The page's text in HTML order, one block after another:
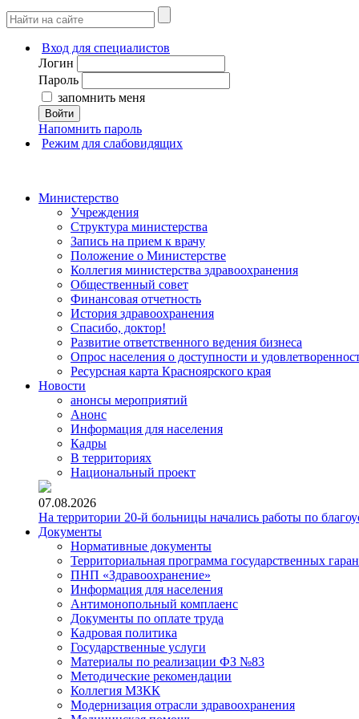
Вход для специалистов
Логин
Пароль
запомнить меня
Войти
Напомнить пароль
Режим для слабовидящих
Министерство
Учреждения
Структура министерства
Запись на прием к врачу
Положение о Министерстве
Коллегия министерства здравоохранения
Общественный совет
Финансовая отчетность
История здравоохранения
Спасибо, доктор!
Развитие ответственного ведения бизнеса
Опрос населения о доступности и
Ресурсная карта Красноярского края
Новости
анонсы мероприятий
Анонс
Информация для населения
Кадры
В территориях
Национальный проект
07.08.2026
На территории 20-й больницы начались работы по
Документы
Нормативные документы
Территориальная программа государственных
ПНП «Здравоохранение»
Информация для населения
Антимонопольный комплаенс
Документы по оплате труда
Кадровая политика
Государственные услуги
Материалы по реализации ФЗ №83
Методические рекомендации
Коллегия МЗКК
Модернизация отрасли здравоохранения